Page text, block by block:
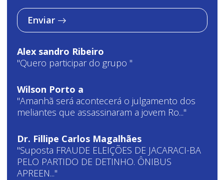
Enviar
Alex sandro Ribeiro
"Quero participar do grupo "
Wilson Porto a
"Amanhã será acontecerá o julgamento dos
meliantes que assassinaram a jovem Ro..."
Dr. Fillipe Carlos Magalhães
"Suposta FRAUDE ELEIÇÕES DE JACARACI-BA
PELO PARTIDO DE DETINHO. ÔNIBUS
APREEN..."